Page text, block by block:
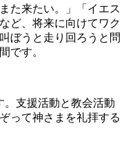
た来たい。」「イエス
ど、将来に向けてワク
ぼうと走り回ろうと問
です。
。支援活動と教会活動
って神さまを礼拝する